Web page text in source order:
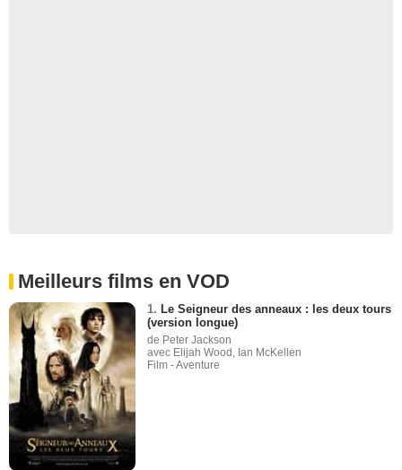
Meilleurs films en VOD
1. Le Seigneur des anneaux : les deux tours
(version longue)
de Peter Jackson
avec Elijah Wood, Ian McKellen
Film - Aventure